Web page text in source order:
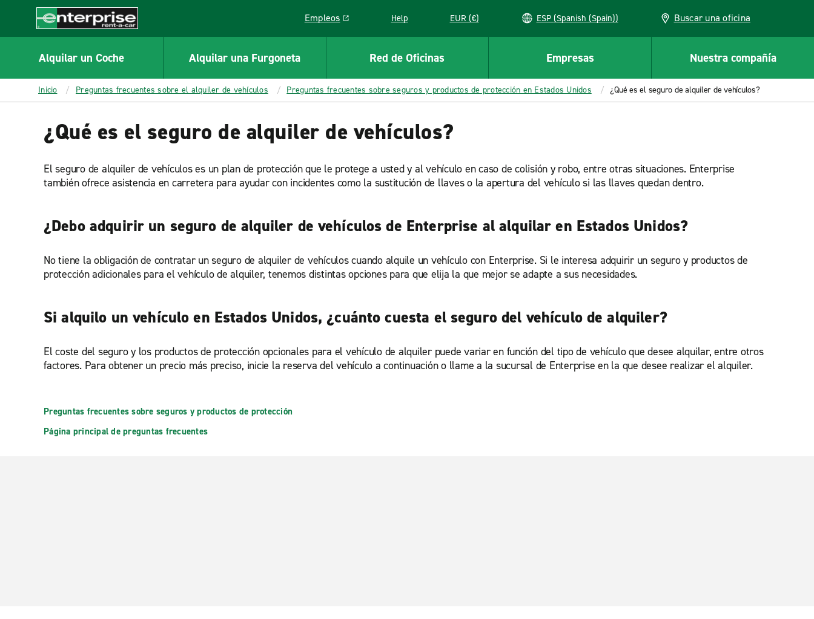
CONTENT
Enterprise
Empleos
Link opens in a new window
Help EUR (€) ESP (Spanish (Spain)) Buscar una oficina
Alquilar un Coche Alquilar una Furgoneta Red de Oficinas Empresas Nuestra compañía
Inicio Preguntas frecuentes sobre el alquiler de vehículos Preguntas frecuentes sobre seguros y productos de protección en Estados Unidos ¿Qué es el seguro de alquiler de vehículos?
¿Qué es el seguro de alquiler de vehículos?
El seguro de alquiler de vehículos es un plan de protección que le protege a usted y al vehículo en caso de colisión y robo, entre otras situaciones. Enterprise
también ofrece asistencia en carretera para ayudar con incidentes como la sustitución de llaves o la apertura del vehículo si las llaves quedan dentro.
¿Debo adquirir un seguro de alquiler de vehículos de Enterprise al alquilar en Estados Unidos?
No tiene la obligación de contratar un seguro de alquiler de vehículos cuando alquile un vehículo con Enterprise. Si le interesa adquirir un seguro y productos de
protección adicionales para el vehículo de alquiler, tenemos distintas opciones para que elija la que mejor se adapte a sus necesidades.
Si alquilo un vehículo en Estados Unidos, ¿cuánto cuesta el seguro del vehículo de alquiler?
El coste del seguro y los productos de protección opcionales para el vehículo de alquiler puede variar en función del tipo de vehículo que desee alquilar, entre otros
factores. Para obtener un precio más preciso, inicie la reserva del vehículo a continuación o llame a la sucursal de Enterprise en la que desee realizar el alquiler.
Preguntas frecuentes sobre seguros y productos de protección
Página principal de preguntas frecuentes